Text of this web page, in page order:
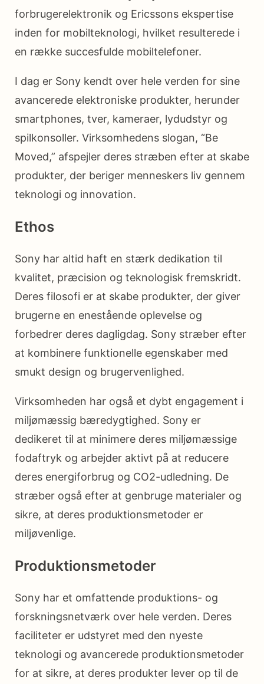
forbrugerelektronik og Ericssons ekspertise
inden for mobilteknologi, hvilket resulterede i
en række succesfulde mobiltelefoner.
I dag er Sony kendt over hele verden for sine
avancerede elektroniske produkter, herunder
smartphones, tver, kameraer, lydudstyr og
spilkonsoller. Virksomhedens slogan, “Be
Moved,” afspejler deres stræben efter at skabe
produkter, der beriger menneskers liv gennem
teknologi og innovation.
Ethos
Sony har altid haft en stærk dedikation til
kvalitet, præcision og teknologisk fremskridt.
Deres filosofi er at skabe produkter, der giver
brugerne en enestående oplevelse og
forbedrer deres dagligdag. Sony stræber efter
at kombinere funktionelle egenskaber med
smukt design og brugervenlighed.
Virksomheden har også et dybt engagement i
miljømæssig bæredygtighed. Sony er
dedikeret til at minimere deres miljømæssige
fodaftryk og arbejder aktivt på at reducere
deres energiforbrug og CO2-udledning. De
stræber også efter at genbruge materialer og
sikre, at deres produktionsmetoder er
miljøvenlige.
Produktionsmetoder
Sony har et omfattende produktions- og
forskningsnetværk over hele verden. Deres
faciliteter er udstyret med den nyeste
teknologi og avancerede produktionsmetoder
for at sikre, at deres produkter lever op til de